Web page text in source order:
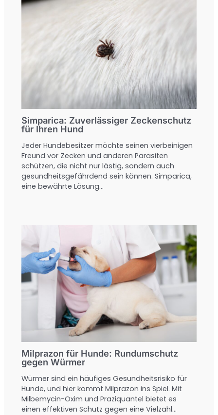
Simparica: Zuverlässiger Zeckenschutz
für Ihren Hund
Jeder Hundebesitzer möchte seinen vierbeinigen
Freund vor Zecken und anderen Parasiten
schützen, die nicht nur lästig, sondern auch
gesundheitsgefährdend sein können. Simparica,
eine bewährte Lösung…
Milprazon für Hunde: Rundumschutz
gegen Würmer
Würmer sind ein häufiges Gesundheitsrisiko für
Hunde, und hier kommt Milprazon ins Spiel. Mit
Milbemycin-Oxim und Praziquantel bietet es
einen effektiven Schutz gegen eine Vielzahl…